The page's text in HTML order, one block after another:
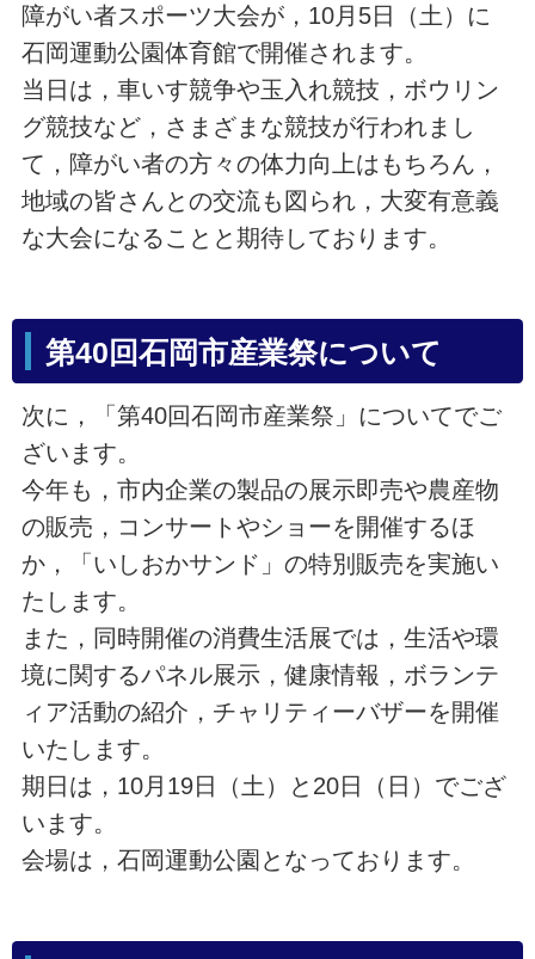
障がい者スポーツ大会が，10月5日（土）に
石岡運動公園体育館で開催されます。
当日は，車いす競争や玉入れ競技，ボウリン
グ競技など，さまざまな競技が行われまし
て，障がい者の方々の体力向上はもちろん，
地域の皆さんとの交流も図られ，大変有意義
な大会になることと期待しております。
第40回石岡市産業祭について
次に，「第40回石岡市産業祭」についてでご
ざいます。
今年も，市内企業の製品の展示即売や農産物
の販売，コンサートやショーを開催するほ
か，「いしおかサンド」の特別販売を実施い
たします。
また，同時開催の消費生活展では，生活や環
境に関するパネル展示，健康情報，ボランテ
ィア活動の紹介，チャリティーバザーを開催
いたします。
期日は，10月19日（土）と20日（日）でござ
います。
会場は，石岡運動公園となっております。